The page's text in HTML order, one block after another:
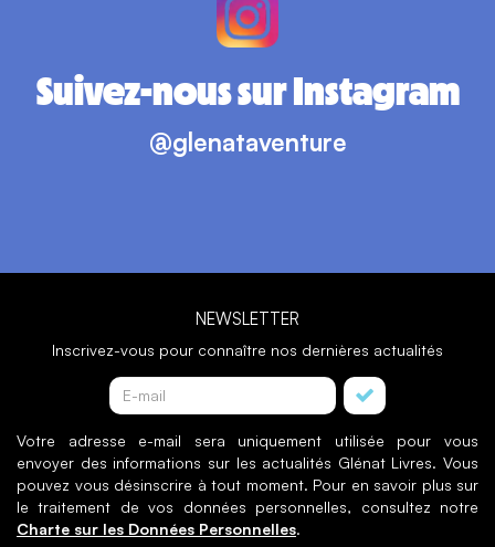
Suivez-nous sur Instagram
@glenataventure
NEWSLETTER
Inscrivez-vous pour connaître nos dernières actualités
Votre adresse e-mail sera uniquement utilisée pour vous
envoyer des informations sur les actualités Glénat Livres. Vous
pouvez vous désinscrire à tout moment. Pour en savoir plus sur
le traitement de vos données personnelles, consultez notre
Charte sur les Données Personnelles.